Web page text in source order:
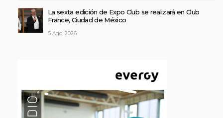
La sexta edición de Expo Club se realizará en Club
France, Ciudad de México
5 Ago, 2026